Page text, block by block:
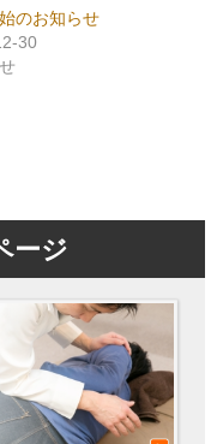
のお知らせ
30
ージ